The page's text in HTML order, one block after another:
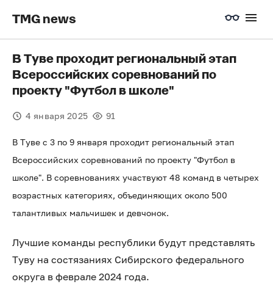
TMG news
В Туве проходит региональный этап
Всероссийских соревнований по
проекту "Футбол в школе"
4 января 2025 91
В Туве с 3 по 9 января проходит региональный этап
Всероссийских соревнований по проекту "Футбол в
школе". В соревнованиях участвуют 48 команд в четырех
возрастных категориях, объединяющих около 500
талантливых мальчишек и девчонок.
Лучшие команды республики будут представлять
Туву на состязаниях Сибирского федерального
округа в феврале 2024 года.